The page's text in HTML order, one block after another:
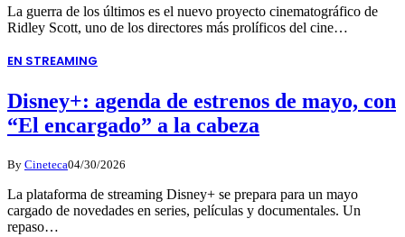
La guerra de los últimos es el nuevo proyecto cinematográfico de
Ridley Scott, uno de los directores más prolíficos del cine…
EN STREAMING
Disney+: agenda de estrenos de mayo, con
“El encargado” a la cabeza
By Cineteca04/30/2026
La plataforma de streaming Disney+ se prepara para un mayo
cargado de novedades en series, películas y documentales. Un
repaso…